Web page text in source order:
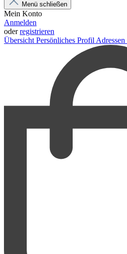
Menü schließen
Mein Konto
Anmelden
oderregistrieren
Übersicht Persönliches Profil Adressen